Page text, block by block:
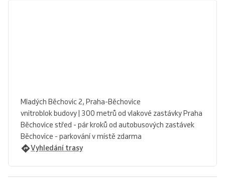
Mladých Běchovic 2, Praha-Běchovice
vnitroblok budovy | 300 metrů od vlakové zastávky Praha
Běchovice střed - pár kroků od autobusových zastávek
Běchovice - parkování v místě zdarma
Vyhledání trasy